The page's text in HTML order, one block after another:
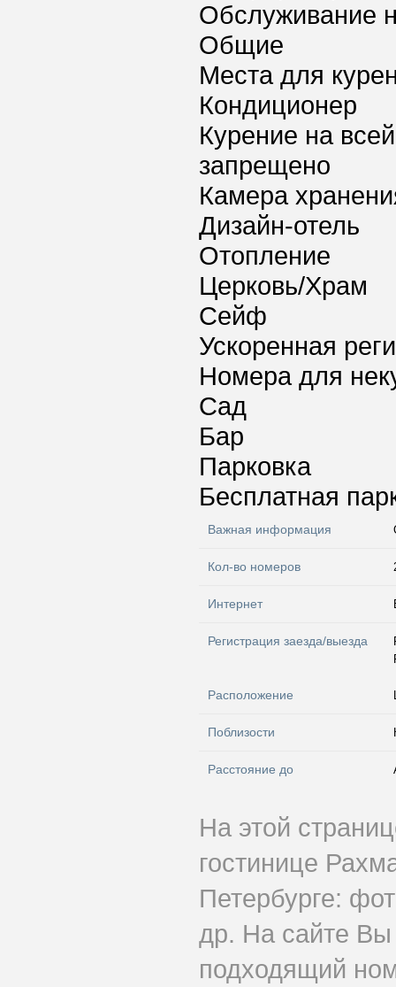
Обслуживание
Общие
Места для
Кондиционер
Курение на
запрещено
Камера
Дизайн-отель
Отопление
Церковь/Храм
Сейф
Ускоренная
Номера для
Сад
Бар
Парковка
Бесплатная
Важная информация
Кол-во номеров
Интернет
Регистрация заезда/выезда
Расположение
Поблизости
Расстояние до
На этой
гостинице
Петербурге:
др. На сайте Вы
подходящий